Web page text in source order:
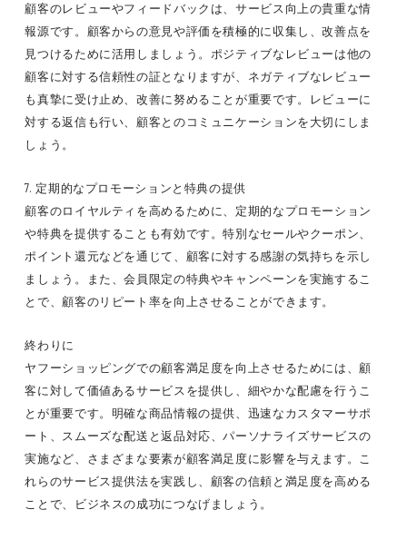
顧客のレビューやフィードバックは、サービス向上の貴重な情
報源です。顧客からの意見や評価を積極的に収集し、改善点を
見つけるために活用しましょう。ポジティブなレビューは他の
顧客に対する信頼性の証となりますが、ネガティブなレビュー
も真摯に受け止め、改善に努めることが重要です。レビューに
対する返信も行い、顧客とのコミュニケーションを大切にしま
しょう。
7. 定期的なプロモーションと特典の提供
顧客のロイヤルティを高めるために、定期的なプロモーション
や特典を提供することも有効です。特別なセールやクーポン、
ポイント還元などを通じて、顧客に対する感謝の気持ちを示し
ましょう。また、会員限定の特典やキャンペーンを実施するこ
とで、顧客のリピート率を向上させることができます。
終わりに
ヤフーショッピングでの顧客満足度を向上させるためには、顧
客に対して価値あるサービスを提供し、細やかな配慮を行うこ
とが重要です。明確な商品情報の提供、迅速なカスタマーサポ
ート、スムーズな配送と返品対応、パーソナライズサービスの
実施など、さまざまな要素が顧客満足度に影響を与えます。こ
れらのサービス提供法を実践し、顧客の信頼と満足度を高める
ことで、ビジネスの成功につなげましょう。